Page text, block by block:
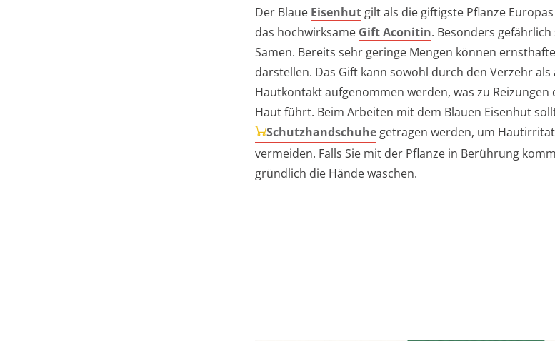
Der Blaue Eisenhut gilt als die giftigste Pflanze
das hochwirksame Gift Aconitin. Besonders
Samen. Bereits sehr geringe Mengen können
darstellen. Das Gift kann sowohl durch den Verzehr
Hautkontakt aufgenommen werden, was zu
Haut führt. Beim Arbeiten mit dem Blauen Eisenhut
Schutzhandschuhe getragen werden, um
vermeiden. Falls Sie mit der Pflanze in Berührung
gründlich die Hände waschen.